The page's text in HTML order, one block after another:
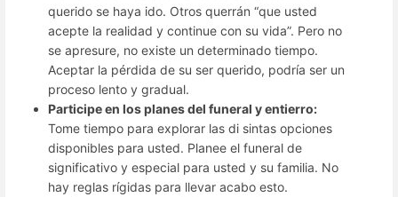
querido se haya ido. Otros querrán “que usted
acepte la realidad y continue con su vida”. Pero no
se apresure, no existe un determinado tiempo.
Aceptar la pérdida de su ser querido, podría ser un
proceso lento y gradual.
Participe en los planes del funeral y entierro:
Tome tiempo para explorar las di sintas opciones
disponibles para usted. Planee el funeral de
significativo y especial para usted y su familia. No
hay reglas rígidas para llevar acabo esto.